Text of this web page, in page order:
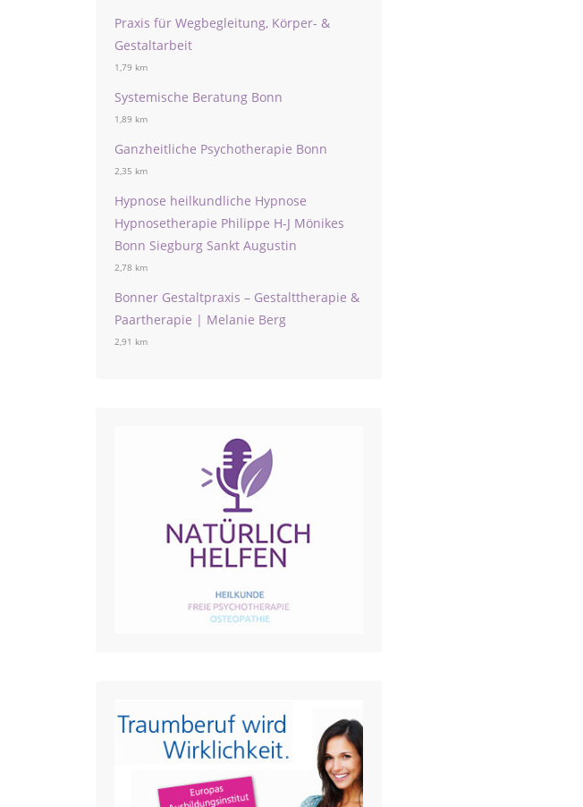
Praxis für Wegbegleitung, Körper- &
Gestaltarbeit
1,79 km
Systemische Beratung Bonn
1,89 km
Ganzheitliche Psychotherapie Bonn
2,35 km
Hypnose heilkundliche Hypnose
Hypnosetherapie Philippe H-J Mönikes
Bonn Siegburg Sankt Augustin
2,78 km
Bonner Gestaltpraxis – Gestalttherapie &
Paartherapie | Melanie Berg
2,91 km